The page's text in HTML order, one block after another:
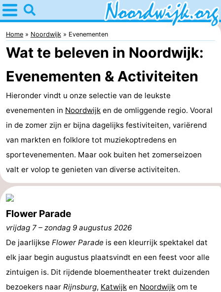
Home
Noordwijk
Tips
Voor
kinderen
Overnachten
Appartementen
Bed
(&
breakfasts)
Campings
Hotels
Vakantiehuizen
-
De
Gouden
-
De
-
Home Noordwijk Evenementen
Wat te beleven in Noordwijk:
Evenementen & Activiteiten
Hieronder vindt u onze selectie van de leukste
evenementen in Noordwijk en de omliggende regio. Vooral
in de zomer zijn er bijna dagelijks festiviteiten, variërend
van markten en folklore tot muziekoptredens en
sportevenementen. Maar ook buiten het zomerseizoen
valt er volop te genieten van diverse activiteiten.
Flower Parade
vrijdag 7 – zondag 9 augustus 2026
De jaarlijkse Flower Parade is een kleurrijk spektakel dat
elk jaar begin augustus plaatsvindt en een feest voor alle
zintuigen is. Dit rijdende bloementheater trekt duizenden
bezoekers naar Rijnsburg, Katwijk en Noordwijk om te